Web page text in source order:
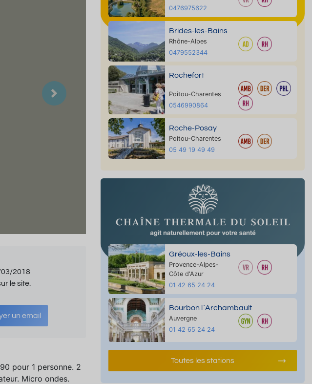
Suivant
2018
le site.
un email
pour 1 personne. 2
Micro ondes.
0476975622
Brides-les-Bains
Rhône-Alpes
0479552344
Rochefort
Poitou-Charentes
0546990864
Roche-Posay
Poitou-Charentes
05 49 19 49 49
Gréoux-les-Bains
Provence-Alpes-
Côte d'Azur
01 42 65 24 24
Bourbon l`Archambault
Auvergne
01 42 65 24 24
Toutes les stations